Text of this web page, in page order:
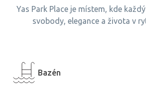
Yas Park Place je místem, kde
svobody, elegance a života v
Bazén